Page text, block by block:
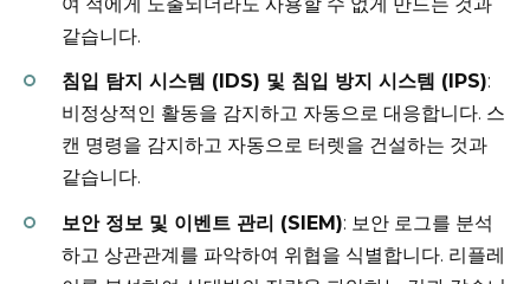
같습니다.
침입 탐지 시스템 (IDS) 및 침입 방지 시스템 (IPS):
비정상적인 활동을 감지하고 자동으로 대응합니다. 스
캔 명령을 감지하고 자동으로 터렛을 건설하는 것과
같습니다.
보안 정보 및 이벤트 관리 (SIEM): 보안 로그를 분석
하고 상관관계를 파악하여 위협을 식별합니다. 리플레